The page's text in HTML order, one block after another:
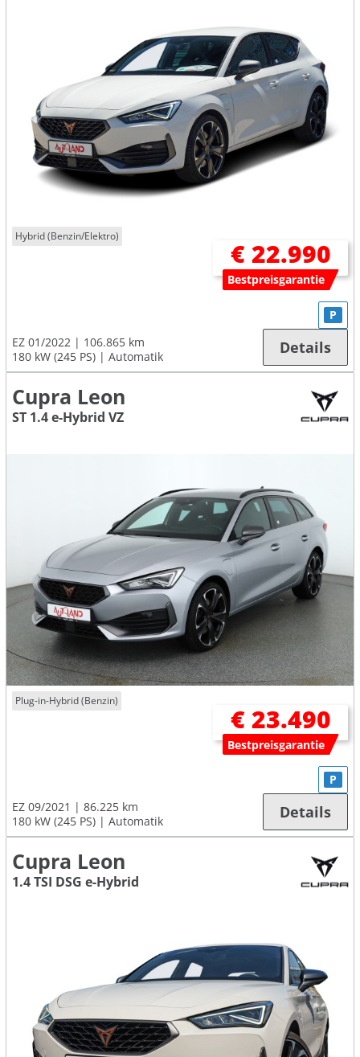
Hybrid (Benzin/Elektro)
€ 22.990
Bestpreisgarantie
EZ 01/2022
106.865 km
180 kW (245 PS)
Automatik
P
Details
Cupra Leon
ST 1.4 e-Hybrid VZ
Plug-in-Hybrid (Benzin)
€ 23.490
Bestpreisgarantie
EZ 09/2021
86.225 km
180 kW (245 PS)
Automatik
P
Details
Cupra Leon
1.4 TSI DSG e-Hybrid